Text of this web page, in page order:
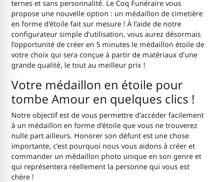
ternes et sans personnalité. Le Coq Funéraire vous
propose une nouvelle option : un médaillon de cimetière
en forme d'étoile fait sur mesure ! À l’aide de notre
configurateur simple d’utilisation, vous aurez désormais
l’opportunité de créer en 5 minutes le médaillon étoile de
votre choix qui sera conçue à partir de matériaux d’une
grande qualité, le tout au meilleur prix !
Votre médaillon en étoile pour
tombe Amour en quelques clics !
Notre objectif est de vous permettre d’accéder facilement
à un médaillon en forme d'étoile que vous ne trouverez
nulle part ailleurs. Honorer son défunt est une chose
importante, c’est pourquoi nous vous aidons à créer et
commander un médaillon photo unique en son genre et
qui représentera réellement la personne qui vous est
chère !